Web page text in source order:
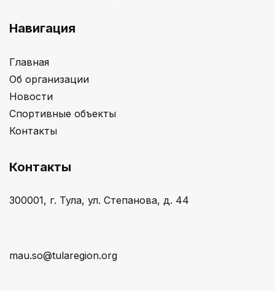
Навигация
Главная
Об организации
Новости
Спортивные объекты
Контакты
Контакты
300001, г. Тула, ул. Степанова, д. 44
mau.so@tularegion.org